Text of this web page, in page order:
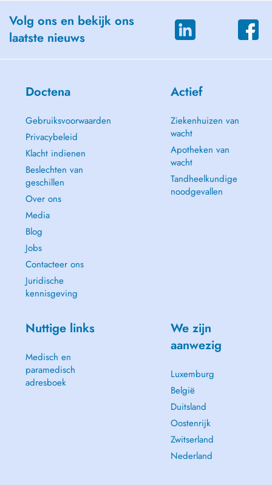
Volg ons en bekijk ons
laatste nieuws
Doctena
Gebruiksvoorwaarden
Privacybeleid
Klacht indienen
Beslechten van
geschillen
Over ons
Media
Blog
Jobs
Contacteer ons
Juridische
kennisgeving
Actief
Ziekenhuizen van
wacht
Apotheken van
wacht
Tandheelkundige
noodgevallen
Nuttige links
Medisch en
paramedisch
adresboek
We zijn
aanwezig
Luxemburg
België
Duitsland
Oostenrijk
Zwitserland
Nederland